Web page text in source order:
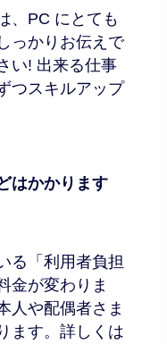
、PC にとても
っかりお伝えで
い! 出来る仕事
つスキルアップ
はかかります
る「利用者負担
金が変わりま
人や配偶者さま
ます。詳しくは